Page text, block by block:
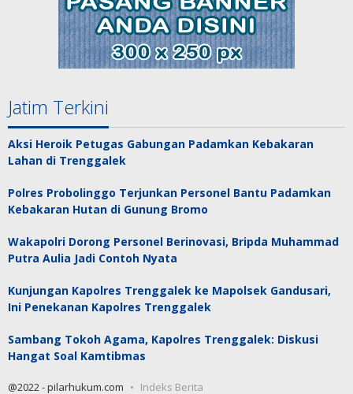
Jatim Terkini
Aksi Heroik Petugas Gabungan Padamkan Kebakaran
Lahan di Trenggalek
Polres Probolinggo Terjunkan Personel Bantu Padamkan
Kebakaran Hutan di Gunung Bromo
Wakapolri Dorong Personel Berinovasi, Bripda Muhammad
Putra Aulia Jadi Contoh Nyata
Kunjungan Kapolres Trenggalek ke Mapolsek Gandusari,
Ini Penekanan Kapolres Trenggalek
Sambang Tokoh Agama, Kapolres Trenggalek: Diskusi
Hangat Soal Kamtibmas
@2022 - pilarhukum.com Indeks Berita